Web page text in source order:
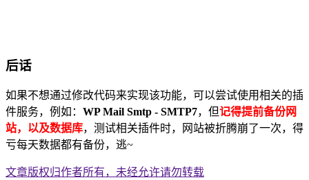
后话
如果不想通过修改代码来实现该功能，可以尝试使用相关的插
件服务，例如： WP Mail Smtp - SMTP7，但记得提前备份网
站，以及数据库，测试相关插件时，网站被折腾崩了一次，得
亏每天数据都有备份，逃~
文章版权归作者所有，未经允许请勿转载